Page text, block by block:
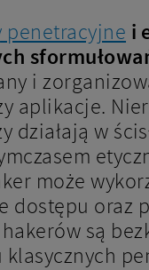
penetracyjne i
i
aplikacje.
działają w
może
dostępu oraz
są
klasycznych